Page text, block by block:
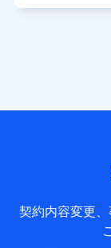
当社又は株式会
送信履歴など
約に関する情報
名、住所、生
保険加入の目
契約内容変更